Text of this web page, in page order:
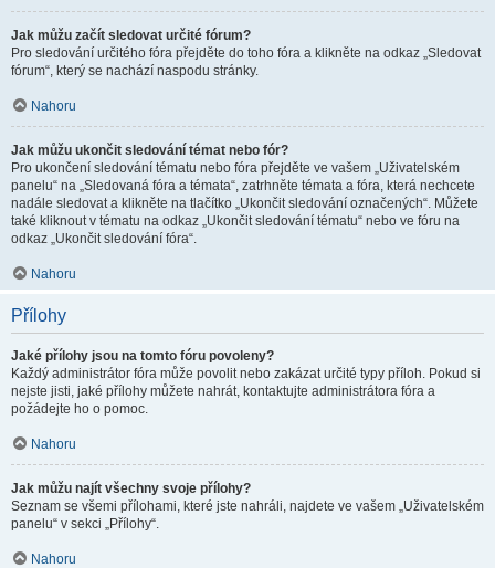
Jak můžu začít sledovat určité fórum?
Pro sledování určitého fóra přejděte do toho fóra a klikněte na odkaz „Sledovat
fórum“, který se nachází naspodu stránky.
Nahoru
Jak můžu ukončit sledování témat nebo fór?
Pro ukončení sledování tématu nebo fóra přejděte ve vašem „Uživatelském
panelu“ na „Sledovaná fóra a témata“, zatrhněte témata a fóra, která nechcete
nadále sledovat a klikněte na tlačítko „Ukončit sledování označených“. Můžete
také kliknout v tématu na odkaz „Ukončit sledování tématu“ nebo ve fóru na
odkaz „Ukončit sledování fóra“.
Nahoru
Přílohy
Jaké přílohy jsou na tomto fóru povoleny?
Každý administrátor fóra může povolit nebo zakázat určité typy příloh. Pokud si
nejste jisti, jaké přílohy můžete nahrát, kontaktujte administrátora fóra a
požádejte ho o pomoc.
Nahoru
Jak můžu najít všechny svoje přílohy?
Seznam se všemi přílohami, které jste nahráli, najdete ve vašem „Uživatelském
panelu“ v sekci „Přílohy“.
Nahoru